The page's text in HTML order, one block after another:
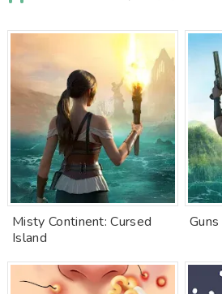
Misty Continent: Cursed
Island